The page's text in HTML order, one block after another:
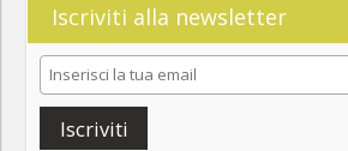
Iscriviti alla newsletter
Iscriviti